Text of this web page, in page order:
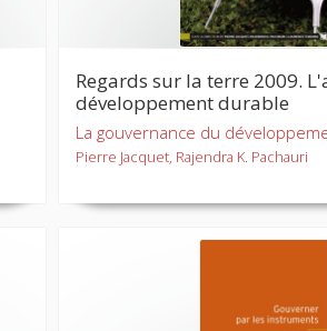
Regards sur la terre 2009.
développement durable
La gouvernance du
Pierre Jacquet, Rajendra K. Pachauri